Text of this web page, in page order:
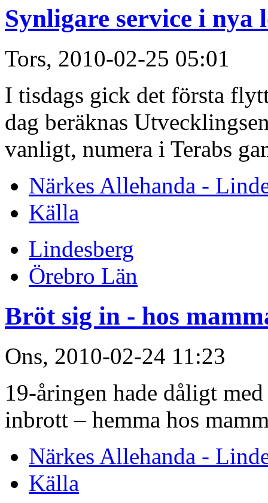
Synligare service i nya
Tors, 2010-02-25 05:01
I tisdags gick det första
dag beräknas
vanligt, numera i Terabs
Närkes Allehanda -
Källa
Lindesberg
Örebro Län
Bröt sig in - hos
Ons, 2010-02-24 11:23
19-åringen hade dåligt
inbrott – hemma hos
Närkes Allehanda -
Källa